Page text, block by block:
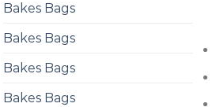
Bakes Bags
Bakes Bags
Bakes Bags
Bakes Bags